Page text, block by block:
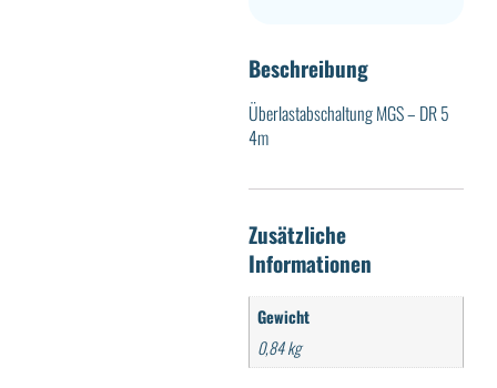
Beschreibung
Überlastabschaltung MGS – DR 5
4m
Zusätzliche
Informationen
Gewicht
0,84 kg